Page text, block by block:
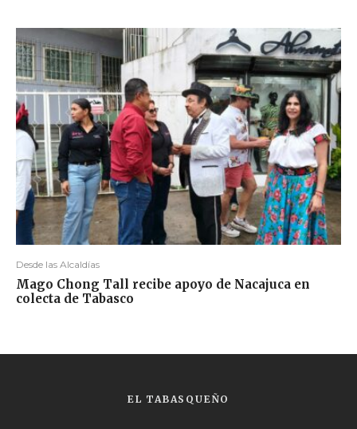
Desde las Alcaldías
Mago Chong Tall recibe apoyo de Nacajuca en
colecta de Tabasco
EL TABASQUEÑO